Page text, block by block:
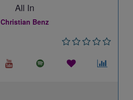
All In
Christian Benz